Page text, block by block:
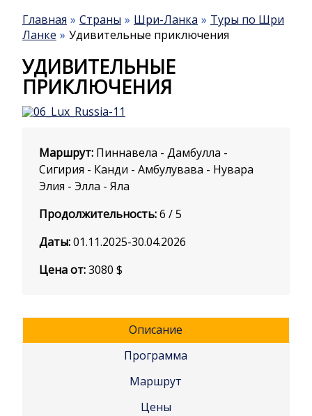
Главная Страны Шри-Ланка
Туры по Шри
Ланке
Удивительные приключения
УДИВИТЕЛЬНЫЕ
ПРИКЛЮЧЕНИЯ
Маршрут: Пиннавела - Дамбулла -
Сигирия - Канди - Амбулувава - Нувара
Элия - Элла - Яла
Продолжительность:6 / 5
Даты:01.11.2025-30.04.2026
Цена от:3080 $
Описание
Программа
Маршрут
Цены